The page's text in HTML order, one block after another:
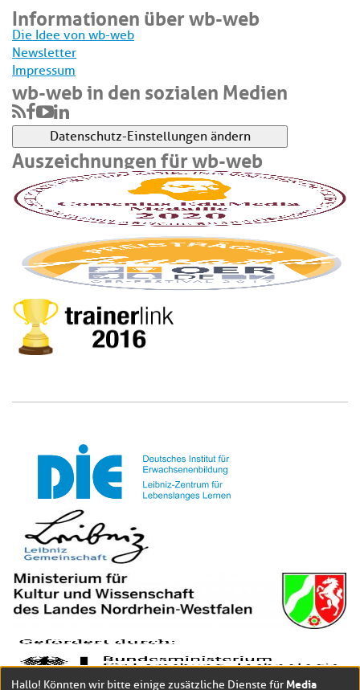
Informationen über wb-web
Die Idee von wb-web
Newsletter
Impressum
wb-web in den sozialen Medien
Datenschutz-Einstellungen ändern
Auszeichnungen für wb-web
Hallo! Könnten wir bitte einige zusätzliche Dienste für Media